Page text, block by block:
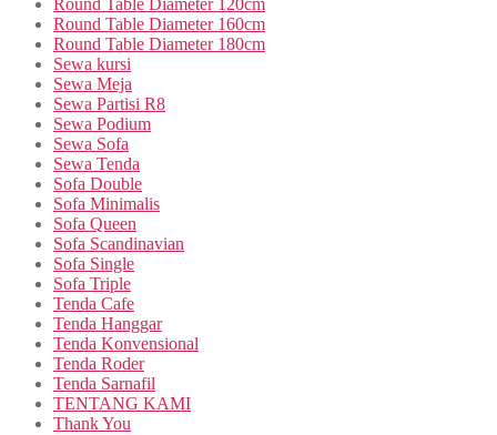
Round Table Diameter 120cm
Round Table Diameter 160cm
Round Table Diameter 180cm
Sewa kursi
Sewa Meja
Sewa Partisi R8
Sewa Podium
Sewa Sofa
Sewa Tenda
Sofa Double
Sofa Minimalis
Sofa Queen
Sofa Scandinavian
Sofa Single
Sofa Triple
Tenda Cafe
Tenda Hanggar
Tenda Konvensional
Tenda Roder
Tenda Sarnafil
TENTANG KAMI
Thank You